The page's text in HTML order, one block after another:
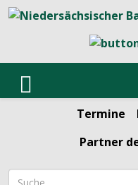
Termine
Partner
Suchbegriff